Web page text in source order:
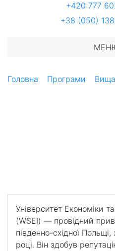
+420 777
+38 (050)
Головна Програми Вища
Університет Економіки
(WSEI) — провідний
південно-східної
році. Він здобув